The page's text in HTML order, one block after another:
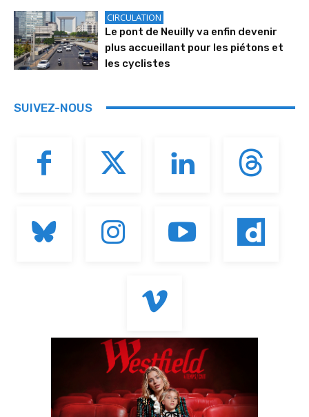
CIRCULATION
Le pont de Neuilly va enfin devenir
plus accueillant pour les piétons et
les cyclistes
SUIVEZ-NOUS